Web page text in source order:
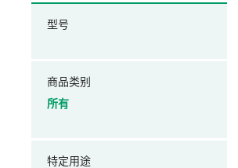
型号
商品类别
所有
特定用途